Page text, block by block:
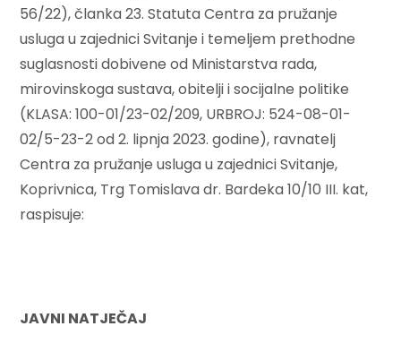
56/22), članka 23. Statuta Centra za pružanje
usluga u zajednici Svitanje i temeljem prethodne
suglasnosti dobivene od Ministarstva rada,
mirovinskoga sustava, obitelji i socijalne politike
(KLASA: 100-01/23-02/209, URBROJ: 524-08-01-
02/5-23-2 od 2. lipnja 2023. godine), ravnatelj
Centra za pružanje usluga u zajednici Svitanje,
Koprivnica, Trg Tomislava dr. Bardeka 10/10 III. kat,
raspisuje:
JAVNI NATJEČAJ